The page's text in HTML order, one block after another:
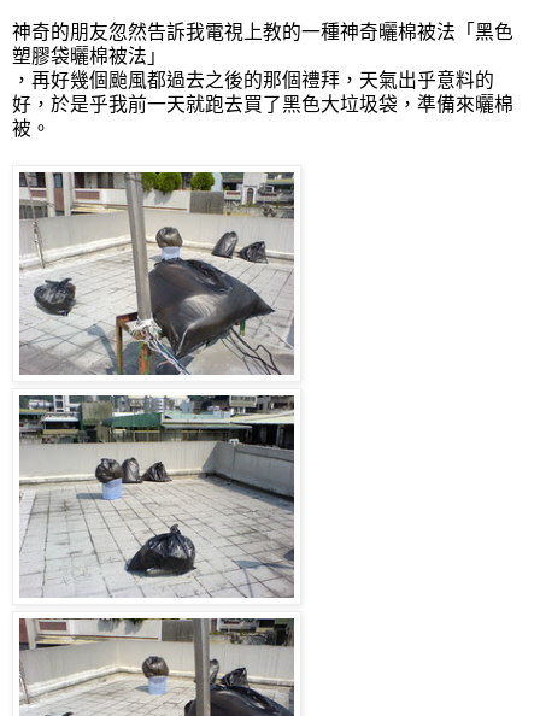
神奇的朋友忽然告訴我電視上教的一種神奇曬棉被法「黑色
塑膠袋曬棉被法」
，再好幾個颱風都過去之後的那個禮拜，天氣出乎意料的
好，於是乎我前一天就跑去買了黑色大垃圾袋，準備來曬棉
被。